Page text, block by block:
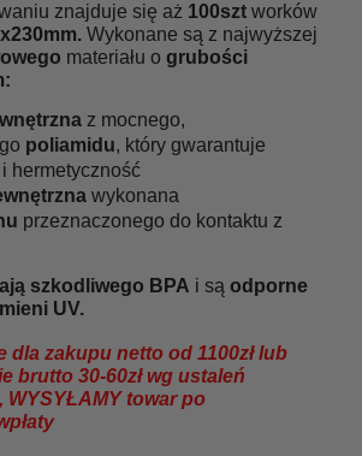
znajduje się aż 100szt worków
Wykonane są z najwyższej
materiału o grubości
z mocnego,
poliamidu, który gwarantuje
hermetyczność
wykonana
przeznaczonego do kontaktu z
szkodliwego BPA i są odporne
UV.
dla zakupu netto od 1100zł lub
brutto 30-60zł wg ustaleń
towar po